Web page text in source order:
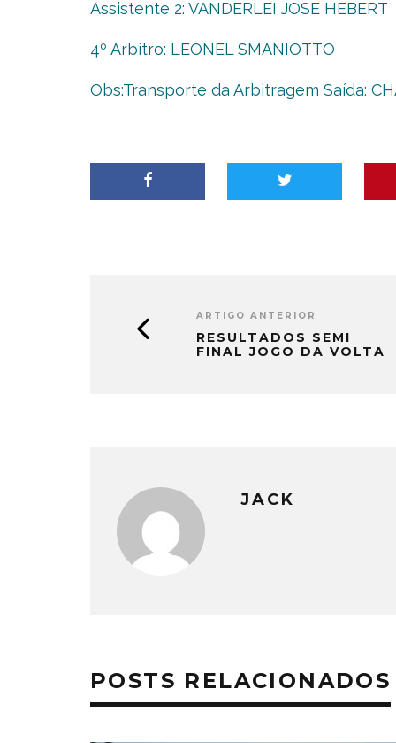
Assistente 2: VANDERLEI JOSE HEBERT
4º Arbitro: LEONEL SMANIOTTO
Obs:Transporte da Arbitragem Saída:
ARTIGO ANTERIOR
RESULTADOS SEMI
FINAL JOGO DA VOLTA
JACK
POSTS RELACIONADOS